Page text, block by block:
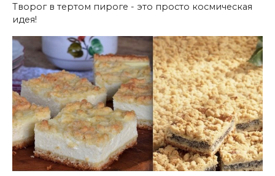
Творог в тертом пироге - это просто космическая
идея!